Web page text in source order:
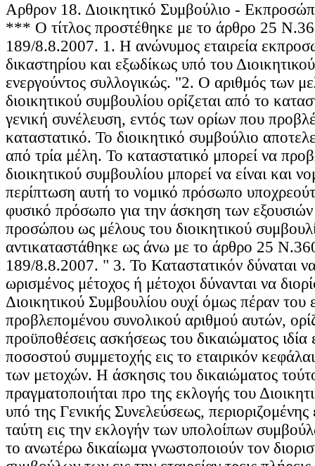
Αρθρον 18. Διοικητικό Συμβούλιο -
*** Ο τίτλος προστέθηκε με το άρθρο 25
189/8.8.2007. 1. Η ανώνυμος εταιρεία
δικαστηρίου και εξωδίκως υπό του
ενεργούντος συλλογικώς. "2. Ο αριθμός των
διοικητικού συμβουλίου ορίζεται από το
γενική συνέλευση, εντός των ορίων που
καταστατικό. Το διοικητικό συμβούλιο
από τρία μέλη. Το καταστατικό μπορεί να
διοικητικού συμβουλίου μπορεί να είναι και
περίπτωση αυτή το νομικό πρόσωπο
φυσικό πρόσωπο για την άσκηση των εξουσιών
προσώπου ως μέλους του διοικητικού
αντικαταστάθηκε ως άνω με το άρθρο 25
189/8.8.2007. " 3. Το Καταστατικόν δύναται
ωρισμένος μέτοχος ή μέτοχοι δύνανται να
Διοικητικού Συμβουλίου ουχί όμως πέραν του
προβλεπομένου συνολικού αριθμού αυτών,
προϋποθέσεις ασκήσεως του δικαιώματος
ποσοστού συμμετοχής εις το εταιρικόν
των μετοχών. Η άσκησις του δικαιώματος
πραγματοποιήται προ της εκλογής του
υπό της Γενικής Συνελεύσεως, περιοριζομένης
ταύτη εις την εκλογήν των υπολοίπων
το ανωτέρω δικαίωμα γνωστοποιούν τον